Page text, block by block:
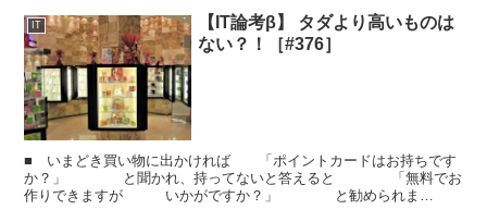
IT
【IT論考β】 タダより高いものは
ない？！［#376］
■ いまどき買い物に出かければ 「ポイントカードはお持ちです
か？」 と聞かれ、持ってないと答えると 「無料でお
作りできますが いかがですか？」 と勧められま